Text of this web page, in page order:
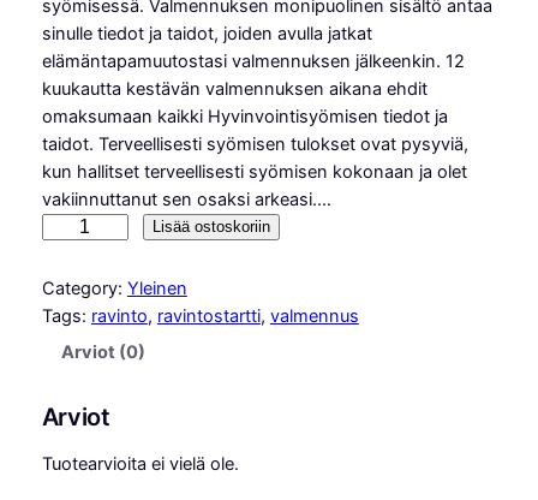
syömisessä. Valmennuksen monipuolinen sisältö antaa
sinulle tiedot ja taidot, joiden avulla jatkat
elämäntapamuutostasi valmennuksen jälkeenkin. 12
kuukautta kestävän valmennuksen aikana ehdit
omaksumaan kaikki Hyvinvointisyömisen tiedot ja
taidot. Terveellisesti syömisen tulokset ovat pysyviä,
kun hallitset terveellisesti syömisen kokonaan ja olet
vakiinnuttanut sen osaksi arkeasi.…
v
i
i
Lisää ostoskoriin
Category: Yleinen
Tags: ravinto, ravintostartti, valmennus
Arviot (0)
Arviot
Tuotearvioita ei vielä ole.